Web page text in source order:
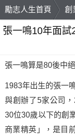
勵志人生首頁
創
張一鳴10年面
張一鳴算是80後中
1983年出生的張一
與創辦了5家公司
30位30歲以下的創
商業精英」，是目